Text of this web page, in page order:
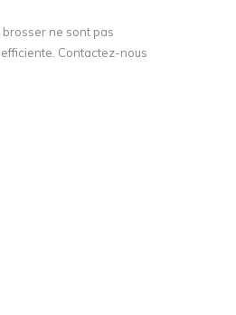
ne sont pas
Contactez-nous